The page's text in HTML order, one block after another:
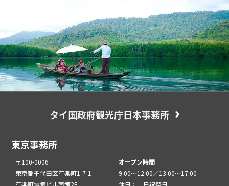
タイ国政府観光庁日本事務所
東京事務所
〒100-0006
東京都千代田区有楽町1-7-1
オープン時間
9:00～12:00／13:00～17:00